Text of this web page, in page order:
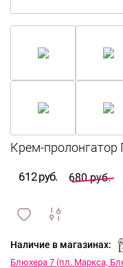
612 руб. 680 руб.
и
Наличие в магазинах:
Блюхера 7 (пл. Маркса,